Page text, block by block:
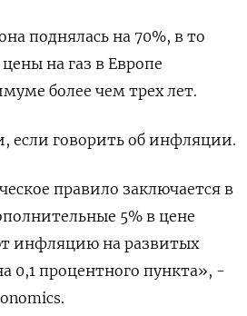
поднялась на 70%, в то
на газ в Европе
более чем трех лет.
​если говорить об инфляции.
правило заключается в
5% в цене
инфляцию на развитых
0,1 процентного ​пункта», -